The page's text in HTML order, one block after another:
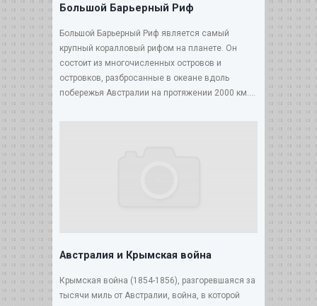
Большой Барьерный Риф
Большой Барьерный Риф является самый
крупный коралловый рифом на планете. Он
состоит из многочисленных островов и
островков, разбросанные в океане вдоль
побережья Австралии на протяжении 2000 км....
Австралия и Крымская война
Крымская война (1854-1856), разгоревшаяся за
тысячи миль от Австралии, война, в которой